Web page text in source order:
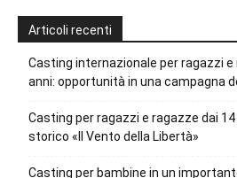
Articoli recenti
Casting internazionale per ragazzi e
anni: opportunità in una campagna
Casting per ragazzi e ragazze dai
storico «Il Vento della Libertà»
Casting per bambine in un